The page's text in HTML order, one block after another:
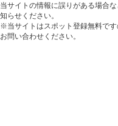
当サイトの情報に誤りがある場合
知らせください。
※当サイトはスポット登録無料で
お問い合わせください。